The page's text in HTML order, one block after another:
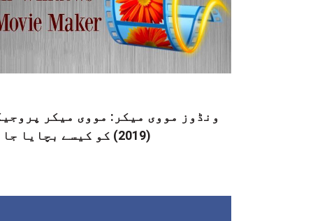
ونڈوز مووی میکر: مووی میکر
(2019) کو کیسے بچایا جائے